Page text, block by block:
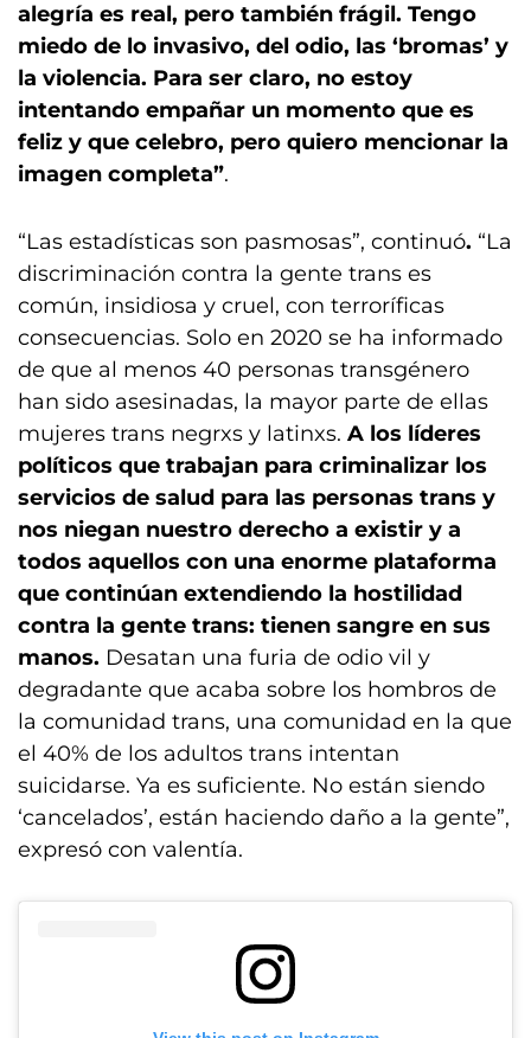
alegría es real, pero también frágil. Tengo
miedo de lo invasivo, del odio, las ‘bromas’ y
la violencia. Para ser claro, no estoy
intentando empañar un momento que es
feliz y que celebro, pero quiero mencionar la
imagen completa”.
“Las estadísticas son pasmosas”, continuó. “La
discriminación contra la gente trans es
común, insidiosa y cruel, con terroríficas
consecuencias. Solo en 2020 se ha informado
de que al menos 40 personas transgénero
han sido asesinadas, la mayor parte de ellas
mujeres trans negrxs y latinxs. A los líderes
políticos que trabajan para criminalizar los
servicios de salud para las personas trans y
nos niegan nuestro derecho a existir y a
todos aquellos con una enorme plataforma
que continúan extendiendo la hostilidad
contra la gente trans: tienen sangre en sus
manos. Desatan una furia de odio vil y
degradante que acaba sobre los hombros de
la comunidad trans, una comunidad en la que
el 40% de los adultos trans intentan
suicidarse. Ya es suficiente. No están siendo
‘cancelados’, están haciendo daño a la gente”,
expresó con valentía.